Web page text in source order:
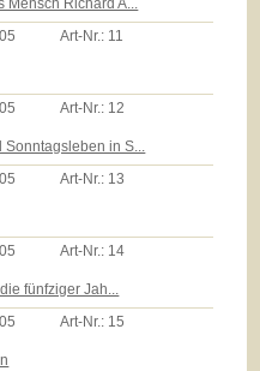
Mensch Richard A...
Art-Nr.: 11
Art-Nr.: 12
Sonntagsleben in S...
Art-Nr.: 13
Art-Nr.: 14
fünfziger Jah...
Art-Nr.: 15